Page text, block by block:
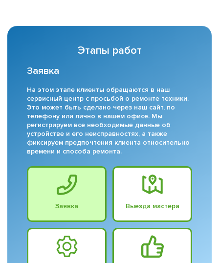
Этапы работ
Заявка
На этом этапе клиенты обращаются в наш
сервисный центр с просьбой о ремонте техники.
Это может быть сделано через наш сайт, по
телефону или лично в нашем офисе. Мы
регистрируем все необходимые данные об
устройстве и его неисправностях, а также
фиксируем предпочтения клиента относительно
времени и способа ремонта.
Заявка Выезда мастера